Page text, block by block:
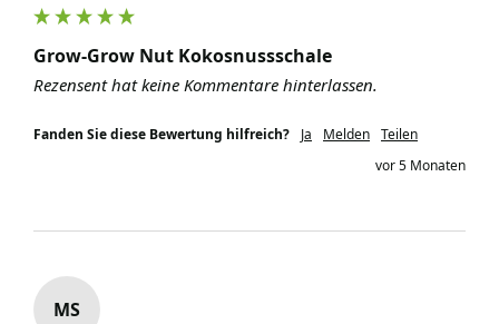
Grow-Grow Nut Kokosnussschale
Rezensent hat keine Kommentare hinterlassen.
Fanden Sie diese Bewertung hilfreich? Ja Melden Teilen
vor 5 Monaten
MS